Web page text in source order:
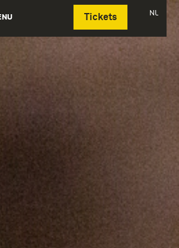
Tickets NL
Deutsch